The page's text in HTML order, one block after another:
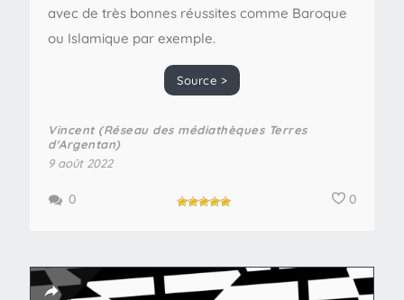
avec de très bonnes réussites comme Baroque
ou Islamique par exemple.
Source >
Vincent (Réseau des médiathèques Terres
d'Argentan)
9 août 2022
0
0